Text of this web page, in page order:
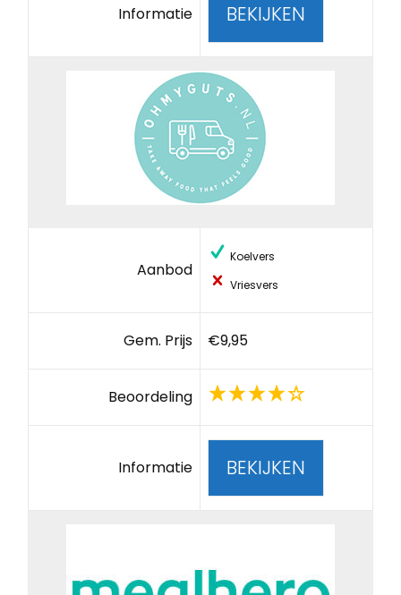
Informatie BEKIJKEN
Aanbod
Koelvers
Vriesvers
Gem. Prijs €9,95
Beoordeling
Informatie BEKIJKEN